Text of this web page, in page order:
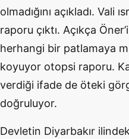
olmadığını açıkladı.
raporu çıktı. Açıkça
herhangi bir patlamaya
koyuyor otopsi raporu.
verdiği ifade de öteki
doğruluyor.
Devletin Diyarbakır